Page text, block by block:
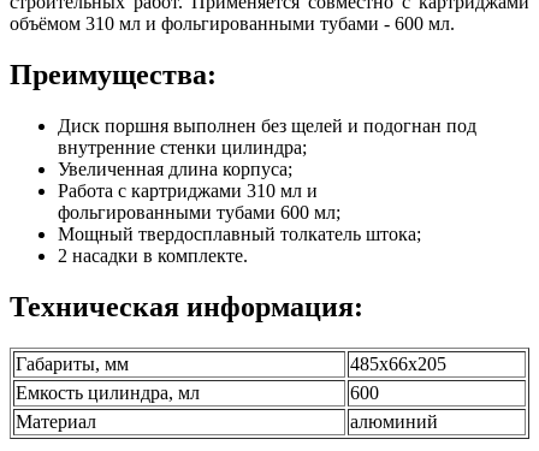
объёмом 310 мл и фольгированными тубами - 600 мл.
Преимущества:
Диск поршня выполнен без щелей и подогнан под
внутренние стенки цилиндра;
Увеличенная длина корпуса;
Работа с картриджами 310 мл и
фольгированными тубами 600 мл;
Мощный твердосплавный толкатель штока;
2 насадки в комплекте.
Техническая информация:
Габариты, мм
485x66x205
Емкость цилиндра, мл
600
Материал
алюминий